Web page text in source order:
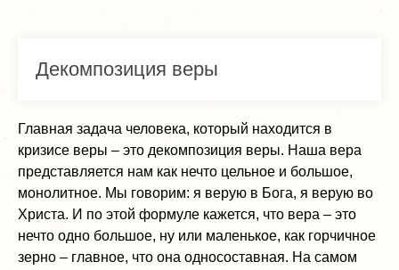
Декомпозиция веры
Главная задача человека, который находится в
кризисе веры – это декомпозиция веры. Наша вера
представляется нам как нечто цельное и большое,
монолитное. Мы говорим: я верую в Бога, я верую во
Христа. И по этой формуле кажется, что вера – это
нечто одно большое, ну или маленькое, как горчичное
зерно – главное, что она односоставная. На самом